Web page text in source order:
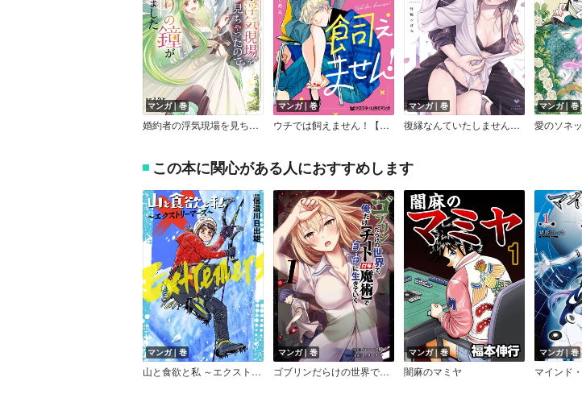
マンガ｜巻
婚約者の浮気現場を見ちゃったので始まりの鐘が鳴りました THE COMIC【Renta！限定特典付き】
マンガ｜巻
ウチでは飼えません！【電子限定かきおろし付】
マンガ｜巻
復縁なんていたしません！【コミックス版】【電子限定漫画付きRenta！特別版】
マンガ｜巻
愛のソネ
この本に関心がある人におすすめします
マンガ｜巻
山と食欲と私 ～エクストリーマーズ～
マンガ｜巻
ゴブリンだらけの世界で、俺だけ【チート付与魔術】で自由に生きていく【単行本版】
マンガ｜巻
闇麻のマミヤ
マンガ｜巻